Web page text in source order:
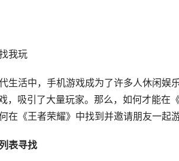
我玩
生活中，手机游戏成为了许多人休闲娱
，吸引了大量玩家。那么，如何才能在
在《王者荣耀》中找到并邀请朋友一起游
表寻找